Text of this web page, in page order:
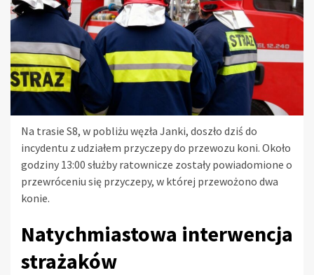
Na trasie S8, w pobliżu węzła Janki, doszło dziś do
incydentu z udziałem przyczepy do przewozu koni. Około
godziny 13:00 służby ratownicze zostały powiadomione o
przewróceniu się przyczepy, w której przewożono dwa
konie.
Natychmiastowa interwencja
strażaków